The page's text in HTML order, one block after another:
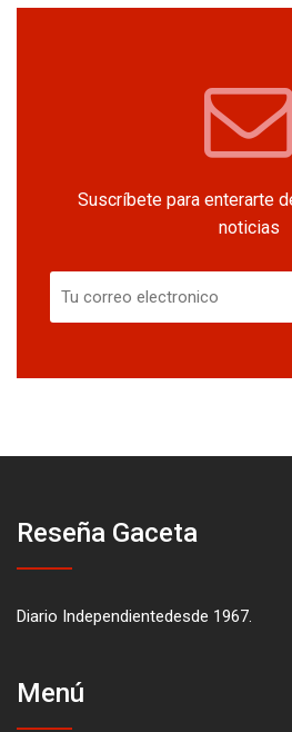
Suscríbete para enterarte
noticias
Reseña Gaceta
Diario Independientedesde 1967.
Menú